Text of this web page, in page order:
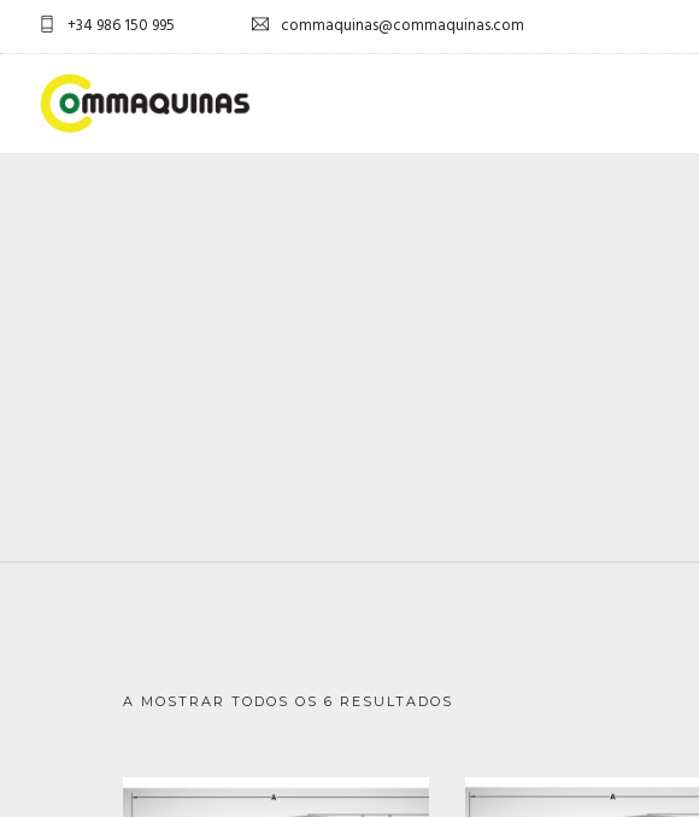
+34 986 150 995 commaquinas@commaquinas.com
A MOSTRAR TODOS OS 6 RESULTADOS